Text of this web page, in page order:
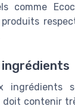
comme
ingrédients
doit contenir